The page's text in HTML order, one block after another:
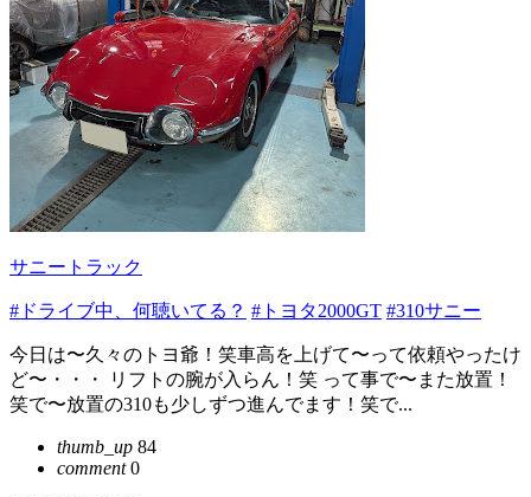
サニートラック
#ドライブ中、何聴いてる？ #トヨタ2000GT #310サニー
今日は〜久々のトヨ爺！笑車高を上げて〜って依頼やったけ
ど〜・・・ リフトの腕が入らん！笑 って事で〜また放置！
笑で〜放置の310も少しずつ進んでます！笑で...
thumb_up 84
comment0